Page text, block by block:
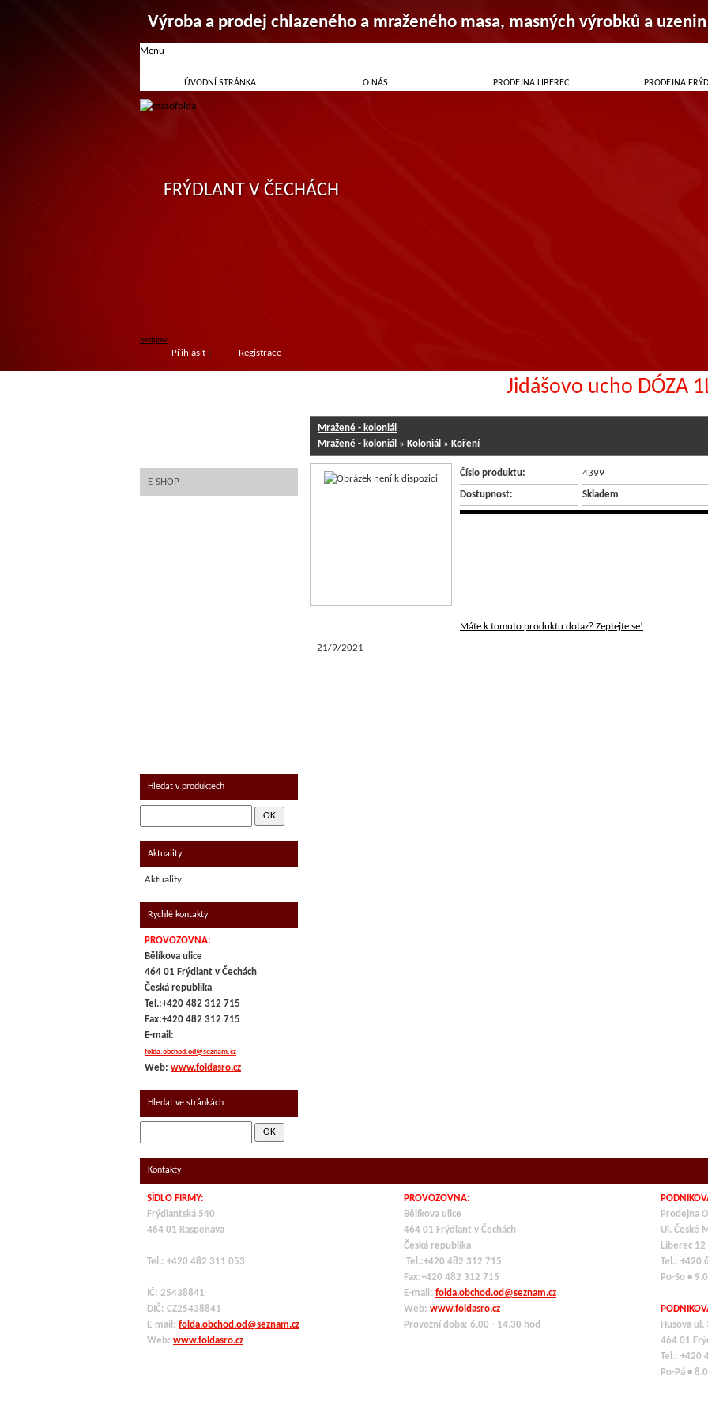
Menu
ÚVODNÍ STRÁNKA O NÁS PRODEJNA LIBEREC PRODEJNA
nextprev
Výroba a prodej chlazeného a mraženého masa, masných výrobků a uzenin
FRÝDLANT V ČECHÁCH
Přihlásit Registrace
Jidášovo ucho DÓZA
Mražené - koloniál
Mražené - koloniál » Koloniál » Koření
Číslo produktu: 4399
Dostupnost: Skladem
Máte k tomuto produktu dotaz? Zeptejte se!
21/9/2021
E-SHOP
Hledat v produktech
Aktuality
Aktuality
Rychlé kontakty
PROVOZOVNA:
Bělíkova ulice
464 01 Frýdlant v Čechách
Česká republika
Tel.:+420 482 312 715
Fax:+420 482 312 715
E-mail:
folda.obchod.od@seznam.cz
Web: www.foldasro.cz
Hledat ve stránkách
Kontakty
SÍDLO FIRMY:
Frýdlantská 540
464 01 Raspenava
Tel.: +420 482 311 053
IČ: 25438841
DIČ: CZ25438841
E-mail: folda.obchod.od@seznam.cz
Web: www.foldasro.cz
PROVOZOVNA:
Bělíkova ulice
464 01 Frýdlant v Čechách
Česká republika
Tel.:+420 482 312 715
Fax:+420 482 312 715
E-mail: folda.obchod.od@seznam.cz
Web: www.foldasro.cz
Provozní doba: 6.00 - 14.30 hod
Prodejna
Ul. České
Liberec 12
Tel.: +420
Po-So •
Husova ul.
464 01
Tel.: +420
Po-Pá •